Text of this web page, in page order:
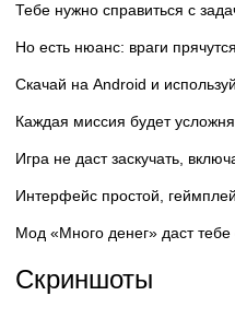
Тебе нужно справиться с
Но есть нюанс: враги
Скачай на Android и
Каждая миссия будет
Игра не даст заскучать,
Интерфейс простой,
Мод «Много денег» даст тебе
Скриншоты